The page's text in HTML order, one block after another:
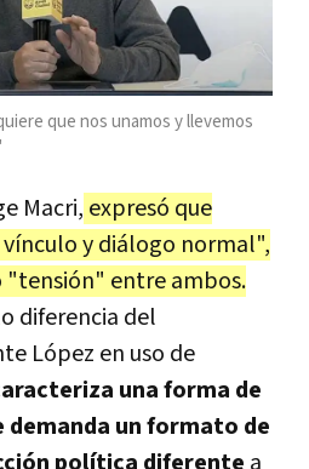
que nos unamos y llevemos
Macri, expresó que
y diálogo normal",
"tensión" entre ambos.
diferencia del
López en uso de
una forma de
un formato de